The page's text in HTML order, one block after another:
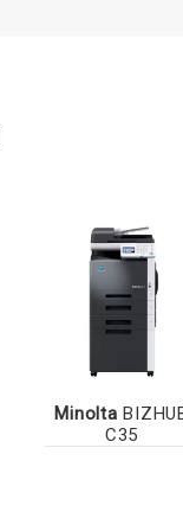
Minolta
C35